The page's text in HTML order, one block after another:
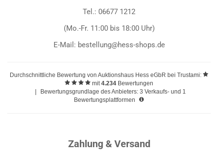
Tel.: 06677 1212
(Mo.-Fr. 11:00 bis 18:00 Uhr)
E-Mail: bestellung@hess-shops.de
Durchschnittliche Bewertung von Auktionshaus Hess eGbR bei Trustami:
mit4.234 Bewertungen
Bewertungsgrundlage des Anbieters: 3 Verkaufs- und 1
Bewertungsplattformen
Zahlung & Versand